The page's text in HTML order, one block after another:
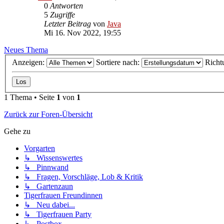
0 Antworten
5 Zugriffe
Letzter Beitrag von Java
Mi 16. Nov 2022, 19:55
Neues Thema
Anzeigen:
Sortiere nach:
1 Thema • Seite 1 von 1
Zurück zur Foren-Übersicht
Gehe zu
Vorgarten
↳ Wissenswertes
↳ Pinnwand
↳ Fragen, Vorschläge, Lob & Kritik
↳ Gartenzaun
Tigerfrauen Freundinnen
↳ Neu dabei...
↳ Tigerfrauen Party